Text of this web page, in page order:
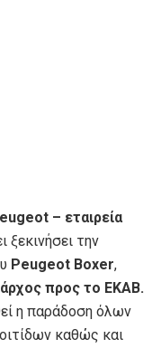
– εταιρεία
ξεκινήσει την
Peugeot Boxer,
προς το ΕΚΑΒ.
η παράδοση όλων
καθώς και